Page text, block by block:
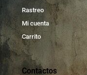
Rastreo
Mi cuenta
Carrito
Contactos